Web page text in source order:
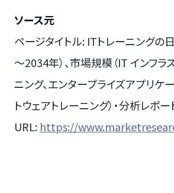
ソース元
ページタイトル: ITトレーニングの
～2034年）、市場規模（IT インフラ
ニング、エンタープライズアプリケ
トウェアトレーニング）・分析レポ
URL: https://